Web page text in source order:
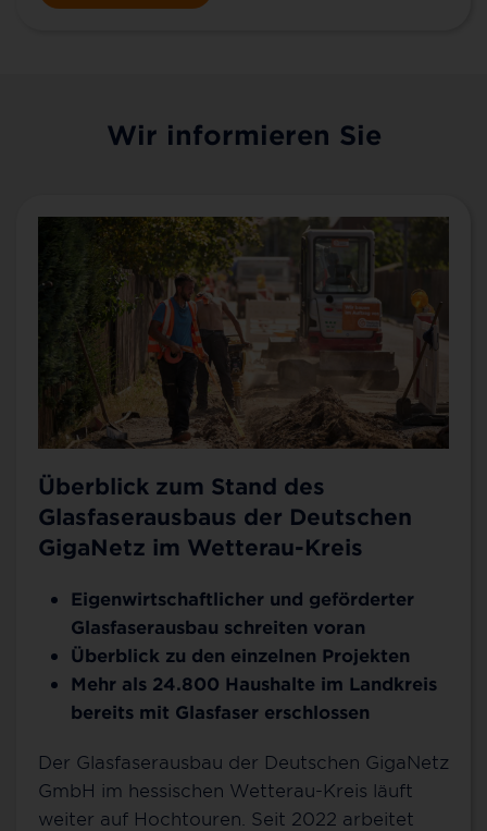
Wir informieren Sie
Überblick zum Stand des
Glasfaserausbaus der Deutschen
GigaNetz im Wetterau-Kreis
Eigenwirtschaftlicher und geförderter
Glasfaserausbau schreiten voran
Überblick zu den einzelnen Projekten
Mehr als 24.800 Haushalte im Landkreis
bereits mit Glasfaser erschlossen
Der Glasfaserausbau der Deutschen GigaNetz
GmbH im hessischen Wetterau-Kreis läuft
weiter auf Hochtouren. Seit 2022 arbeitet